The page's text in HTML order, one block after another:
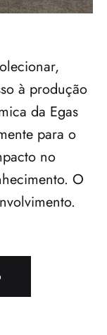
à produção
da Egas
para o
no
O